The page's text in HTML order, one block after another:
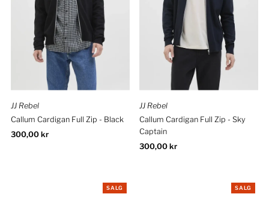
JJ Rebel
Callum Cardigan Full Zip - Black
Ordinær
300,00 kr
JJ Rebel
Callum Cardigan Full Zip - Sky
Captain
Ordinær
300,00 kr
SALG SALG